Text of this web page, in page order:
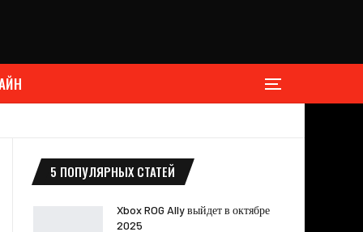
5 ПОПУЛЯРНЫХ СТАТЕЙ
Xbox ROG Ally выйдет в октябре
2025